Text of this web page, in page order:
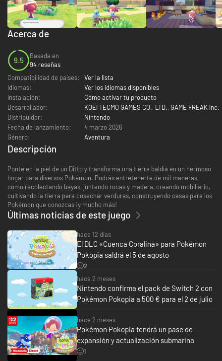
Acerca de
9.5
Basada en
94 reseñas
Compatibilidad de países:
Ver la lista
Idiomas:
Ver los idiomas disponibles
Instalación:
Cómo activar tu producto
Desarrollador:
KOEI TECMO GAMES CO., LTD., GAME FREAK inc.
Distribuidor:
Nintendo
Fecha de lanzamiento:
4 marzo 2026
Género:
Aventura
Descripción
Ponte en la piel de un Ditto y transforma una tierra baldía en un hermoso
hogar para diversos Pokémon. Podrás entretenerte de mil maneras,
como recolectando bayas, juntando rocas y madera, creando mobiliario,
cultivando la tierra para cosechar verduras, construyendo casas para los
Pokémon que conozcas ¡y mucho más!
Últimas noticias de este juego
hace 12 días
El DLC «Cuenca Coralina» para Pokémon
Pokopia saldrá el 5 de agosto
2
hace 2 meses
Nintendo confirma el pack de Switch 2 con
Pokémon Pokopia a 500 € para el 2 de julio
hace 2 meses
Pokémon Pokopia tendrá un pase de
expansión y actualización submarina
1